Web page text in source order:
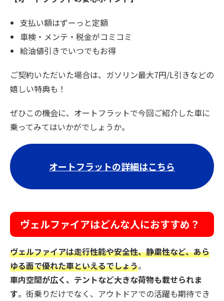
支払い額はずーっと定額
車検・メンテ・税金がコミコミ
給油値引きでいつでもお得
ご契約いただいた場合は、ガソリン最大7円/L引きなどの
嬉しい特典も！
ぜひこの機会に、オートフラットで今回ご紹介した車に
乗ってみてはいかがでしょうか。
オートフラットの詳細はこちら
ヴェルファイアはどんな人におすすめ？
ヴェルファイアは走行性能や安全性、静粛性など、あら
ゆる面で優れた車といえるでしょう。
車内空間が広く、テントなど大きな荷物も載せられま
す。街乗りだけでなく、アウトドアでの活躍も期待でき